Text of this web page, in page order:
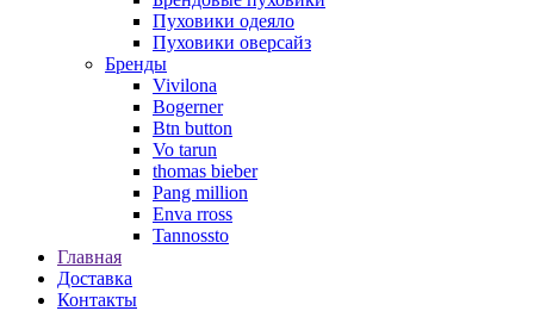
Пуховики одеяло
Пуховики оверсайз
Бренды
Vivilona
Bogerner
Btn button
Vo tarun
thomas bieber
Pang million
Enva rross
Tannossto
Главная
Доставка
Контакты